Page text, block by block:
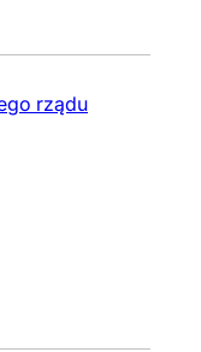
rządu